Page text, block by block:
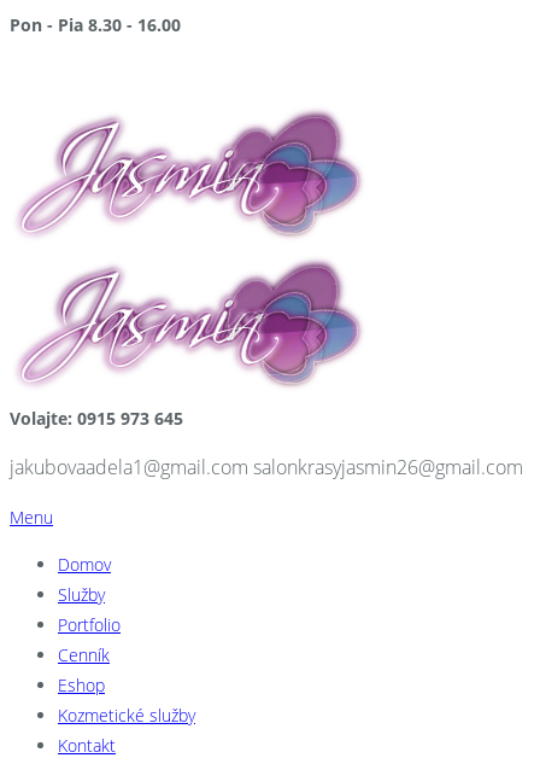
Pon - Pia 8.30 - 16.00
Volajte: 0915 973 645
jakubovaadela1@gmail.com salonkrasyjasmin26@gmail.com
Menu
Domov
Služby
Portfolio
Cenník
Eshop
Kozmetické služby
Kontakt